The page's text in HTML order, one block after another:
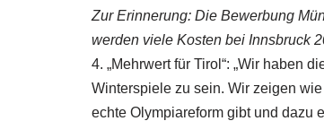
Zur Erinnerung: Die Bewerbung
werden viele Kosten bei Innsbruck
4. „Mehrwert für Tirol“: „Wir haben
Winterspiele zu sein. Wir zeigen
echte Olympiareform gibt und dazu